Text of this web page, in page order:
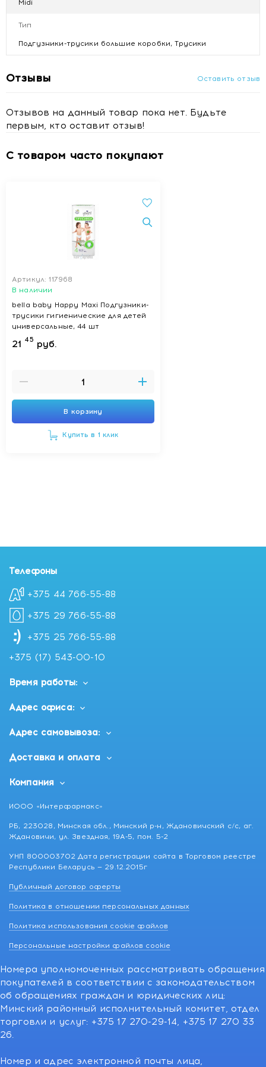
трусиками Happy Pants Midi. В нашей линейке
6-11 кг. Они стали логичным продолжением
подгузников-трусиков Happy.
Midi
Тип
Подгузники-трусики большие коробки, Трусики
Отзывы Оставить отзыв
Отзывов на данный товар пока нет. Будьте
первым, кто оставит отзыв!
С товаром часто покупают
Артикул: 117968
В наличии
bella baby Happy Maxi Подгузники-
трусики гигиенические для детей
универсальные, 44 шт
21 45 руб.
В корзину
Купить в 1 клик
Телефоны
+375 44 766-55-88
+375 29 766-55-88
+375 25 766-55-88
+375 (17) 543-00-10
Время работы:
Адрес офиса:
Адрес самовывоза:
Доставка и оплата
Компания
ИООО «Интерфармакс»
РБ, 223028, Минская обл., Минский р-н, Ждановичский с/с, аг.
Ждановичи, ул. Звездная, 19А-5, пом. 5-2
УНП 800003702 Дата регистрации сайта в Торговом реестре
Республики Беларусь — 29.12.2015г
Публичный договор оферты
Политика в отношении персональных данных
Политика использования cookie файлов
Персональные настройки файлов cookie
Номера уполномоченных рассматривать обращения
покупателей в соответствии с законодательством
об обращениях граждан и юридических лиц:
Минский районный исполнительный комитет, отдел
торговли и услуг: +375 17 270-29-14, +375 17 270 33
26.
Номер и адрес электронной почты лица,